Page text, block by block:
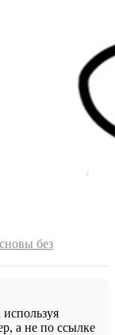
без
а не по ссылке